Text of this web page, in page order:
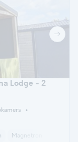
Lodge - 2
Magnetron